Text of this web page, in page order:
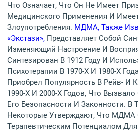
Что Означает, Что Он Не Имеет
Медицинского Применения И
Злоупотребления. МДМА, Также
«экстази», Представляет Собой
Изменяющий Настроение И
Синтезирован В 1912 Году И
Психотерапии В 1970-Х И 1980-Х
Приобрел Популярность В Рейв- И
1990-Х И 2000-Х Годов, Что
Его Безопасности И Законности. В
Некоторые Утверждают, Что МДМА
Терапевтическим Потенциалом